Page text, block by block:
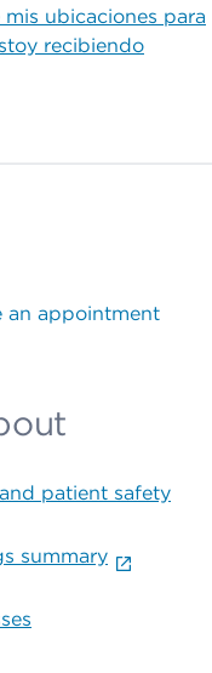
ubicaciones para
recibiendo
an appointment
patient safety
summary